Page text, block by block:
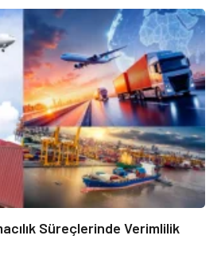
Süreçlerinde Verimlilik